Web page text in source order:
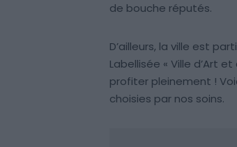
de bouche réputés.
D’ailleurs, la ville est
Labellisée « Ville d’Art
profiter pleinement !
choisies par nos soins.